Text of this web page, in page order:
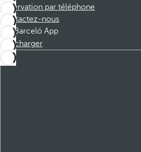
Réservation par téléphone
Contactez-nous
Barceló App
Télécharger